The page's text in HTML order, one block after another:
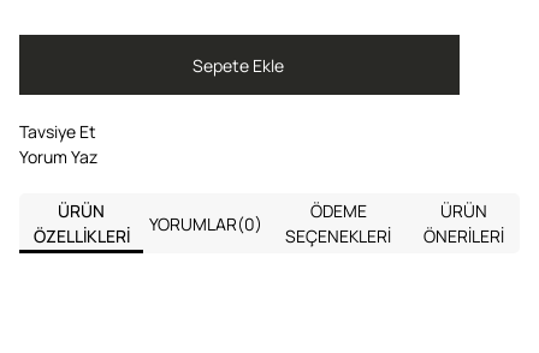
Tavsiye Et
Yorum Yaz
ÜRÜN
ÖZELLIKLERI
YORUMLAR(0)
ÖDEME
SEÇENEKLERI
ÜRÜN
ÖNERILERI